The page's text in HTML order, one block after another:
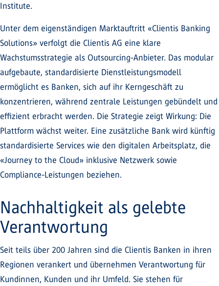
Institute.
Unter dem eigenständigen Marktauftritt «Clientis Banking
Solutions» verfolgt die Clientis AG eine klare
Wachstumsstrategie als Outsourcing-Anbieter. Das modular
aufgebaute, standardisierte Dienstleistungsmodell
ermöglicht es Banken, sich auf ihr Kerngeschäft zu
konzentrieren, während zentrale Leistungen gebündelt und
effizient erbracht werden. Die Strategie zeigt Wirkung: Die
Plattform wächst weiter. Eine zusätzliche Bank wird künftig
standardisierte Services wie den digitalen Arbeitsplatz, die
«Journey to the Cloud» inklusive Netzwerk sowie
Compliance-Leistungen beziehen.
Nachhaltigkeit als gelebte
Verantwortung
Seit teils über 200 Jahren sind die Clientis Banken in ihren
Regionen verankert und übernehmen Verantwortung für
Kundinnen, Kunden und ihr Umfeld. Sie stehen für